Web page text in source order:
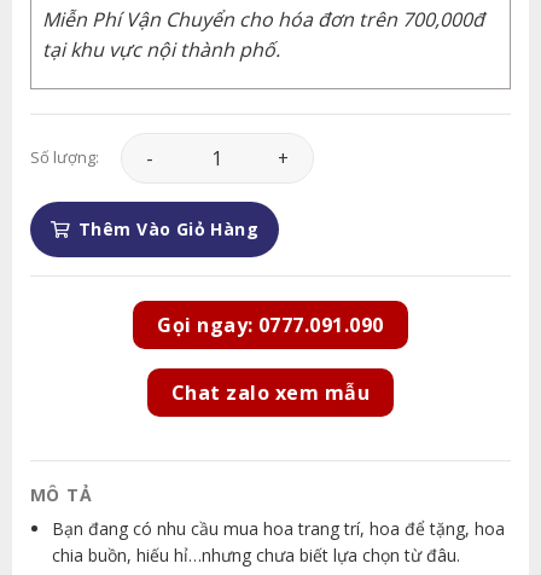
Miễn Phí Vận Chuyển cho hóa đơn trên 700,000đ
tại khu vực nội thành phố.
Số lượng: Hoa Tình Yêu - HTY148 số lượng
Thêm Vào Giỏ Hàng
Gọi ngay: 0777.091.090
Chat zalo xem mẫu
MÔ TẢ
Bạn đang có nhu cầu mua hoa trang trí, hoa để tặng, hoa
chia buồn, hiếu hỉ…nhưng chưa biết lựa chọn từ đâu.